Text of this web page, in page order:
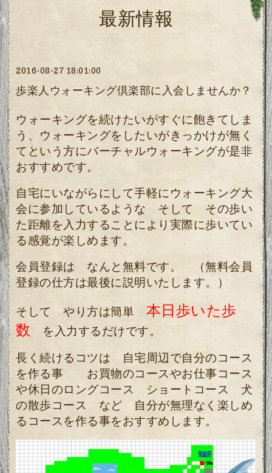
最新情報
2016-08-27 18:01:00
歩楽人ウォーキング倶楽部に入会しませんか？
ウォーキングを続けたいがすぐに飽きてしま
う、ウォーキングをしたいがきっかけが無く
てという方にバーチャルウォーキングが是非
おすすめです。
自宅にいながらにして手軽にウォーキング大
会に参加しているような そして その歩い
た距離を入力することにより実際に歩いてい
る感覚が楽しめます。
会員登録は なんと無料です。 （無料会員
登録の仕方は最後に説明いたします。）
そして やり方は簡単 本日歩いた歩
数 を入力するだけです。
長く続けるコツは 自宅周辺で自分のコース
を作る事 お買物のコースやお仕事コース
や休日のロングコース ショートコース 犬
の散歩コース など 自分が無理なく楽しめ
るコースを作る事をおすすめします。